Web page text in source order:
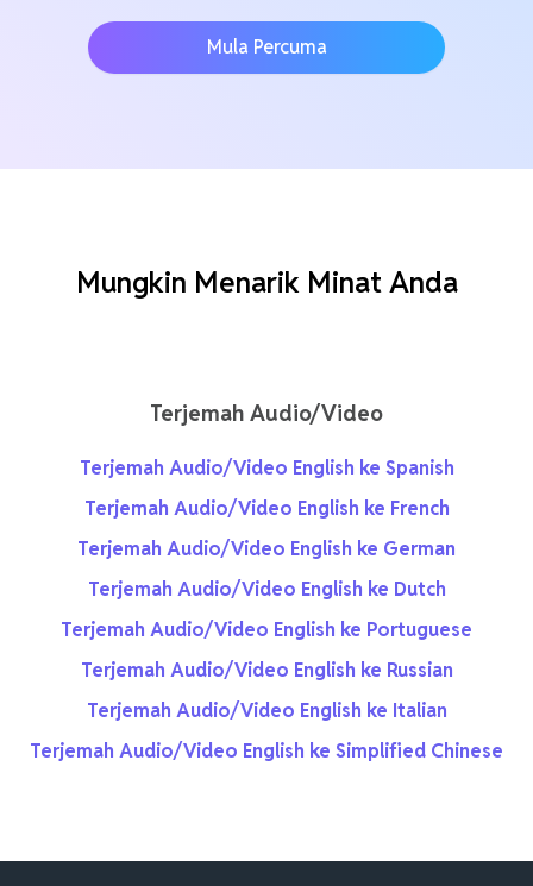
Mula Percuma
Mungkin Menarik Minat Anda
Terjemah Audio/Video
Terjemah Audio/Video English ke Spanish
Terjemah Audio/Video English ke French
Terjemah Audio/Video English ke German
Terjemah Audio/Video English ke Dutch
Terjemah Audio/Video English ke Portuguese
Terjemah Audio/Video English ke Russian
Terjemah Audio/Video English ke Italian
Terjemah Audio/Video English ke Simplified Chinese